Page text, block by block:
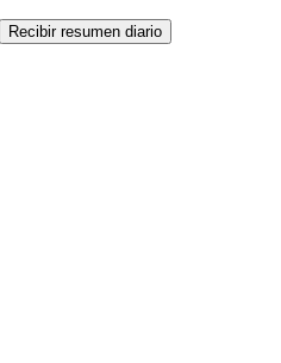
Recibir resumen diario